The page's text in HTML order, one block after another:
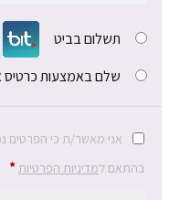
תשלום בביט
שלם באמצעות כרטיס
אני מאשר/ת כי הפרטים
בהתאם למדיניות הפרטיות *